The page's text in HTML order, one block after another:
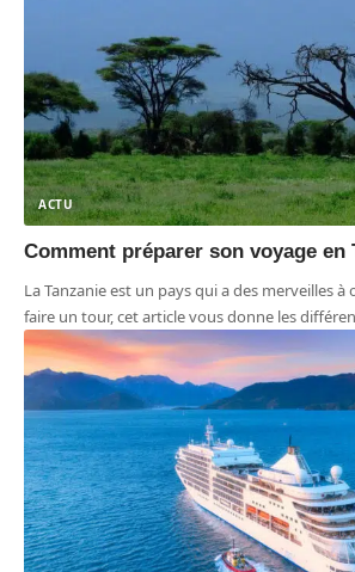
ACTU
Comment préparer son voyage en
La Tanzanie est un pays qui a des merveilles à
faire un tour, cet article vous donne les